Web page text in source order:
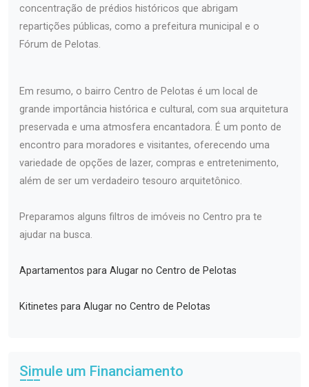
concentração de prédios históricos que abrigam
repartições públicas, como a prefeitura municipal e o
Fórum de Pelotas.
Em resumo, o bairro Centro de Pelotas é um local de
grande importância histórica e cultural, com sua arquitetura
preservada e uma atmosfera encantadora. É um ponto de
encontro para moradores e visitantes, oferecendo uma
variedade de opções de lazer, compras e entretenimento,
além de ser um verdadeiro tesouro arquitetônico.
Preparamos alguns filtros de imóveis no Centro pra te
ajudar na busca.
Apartamentos para Alugar no Centro de Pelotas
Kitinetes para Alugar no Centro de Pelotas
Simule um Financiamento